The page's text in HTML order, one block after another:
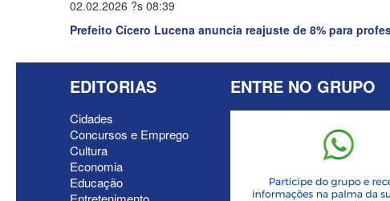
02.02.2026 ?s 08:39
Prefeito Cícero Lucena anuncia reajuste de 8% para
EDITORIAS
Cidades
Concursos e Emprego
Cultura
Economia
Educação
ENTRE NO GRUPO